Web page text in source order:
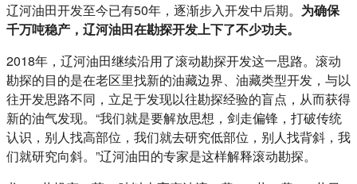
辽河油田开发至今已有50年，逐渐步入开发中后期。 为确保
千万吨稳产，辽河油田在勘探开发上下了不少功夫。
2018年，辽河油田继续沿用了滚动勘探开发这一思路。滚动
勘探的目的是在老区里找新的油藏边界、油藏类型开发，与以
往开发思路不同，立足于发现以往勘探经验的盲点，从而获得
新的油气发现。“我们就是要解放思想，剑走偏锋，打破传统
认识，别人找高部位，我们就去研究低部位，别人找背斜，我
们就研究向斜。”辽河油田的专家是这样解释滚动勘探。